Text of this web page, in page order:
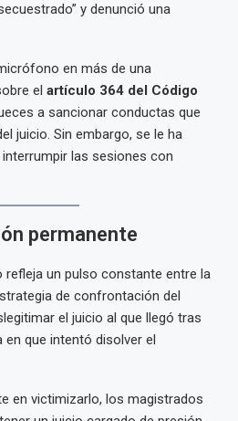
y denunció una
en más de una
el artículo 364 del Código
a sancionar conductas que
juicio. Sin embargo, se le ha
las sesiones con
permanente
un pulso constante entre la
de confrontación del
el juicio al que llegó tras
que intentó disolver el
en victimizarlo, los magistrados